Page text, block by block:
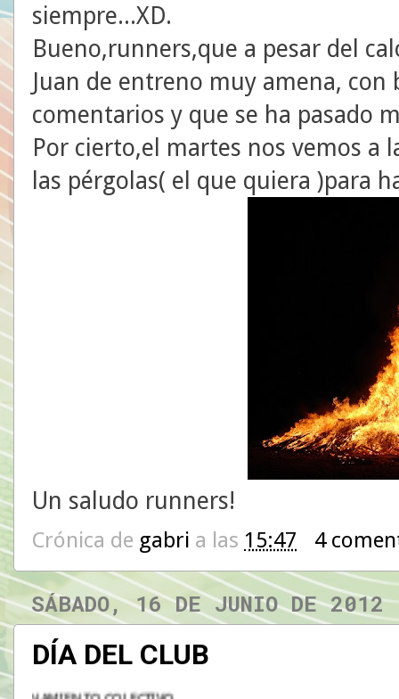
siempre...XD.
Bueno,runners,que a pesar del
Juan de entreno muy amena,
comentarios y que se ha pasado
Por cierto,el martes nos vemos a
las pérgolas( el que quiera )para
Un saludo runners!
Crónica de gabri a las 15:47 4
SÁBADO, 16 DE JUNIO DE 2012
DÍA DEL CLUB